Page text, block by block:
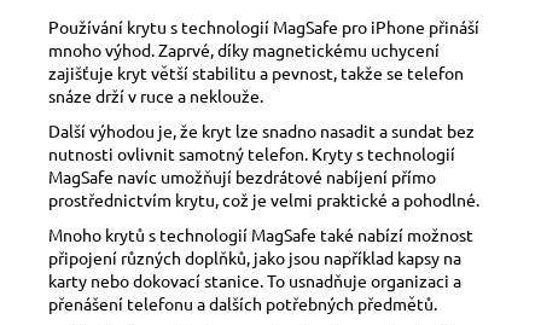
Používání krytu s technologií MagSafe pro iPhone přináší
mnoho výhod. Zaprvé, díky magnetickému uchycení
zajišťuje kryt větší stabilitu a pevnost, takže se telefon
snáze drží v ruce a neklouže.
Další výhodou je, že kryt lze snadno nasadit a sundat bez
nutnosti ovlivnit samotný telefon. Kryty s technologií
MagSafe navíc umožňují bezdrátové nabíjení přímo
prostřednictvím krytu, což je velmi praktické a pohodlné.
Mnoho krytů s technologií MagSafe také nabízí možnost
připojení různých doplňků, jako jsou například kapsy na
karty nebo dokovací stanice. To usnadňuje organizaci a
přenášení telefonu a dalších potřebných předmětů.